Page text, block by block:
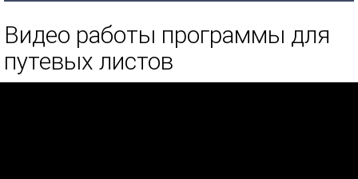
Видео работы программы для
путевых листов